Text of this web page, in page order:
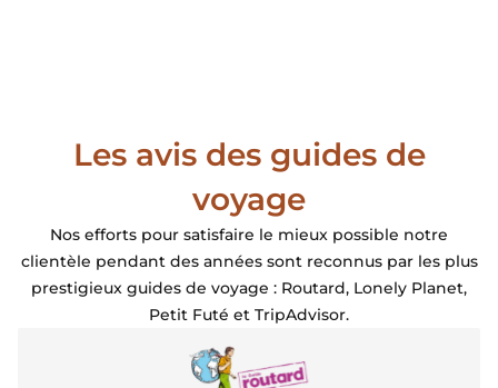
Les avis des guides de
voyage
Nos efforts pour satisfaire le mieux possible notre
clientèle pendant des années sont reconnus par les plus
prestigieux guides de voyage : Routard, Lonely Planet,
Petit Futé et TripAdvisor.